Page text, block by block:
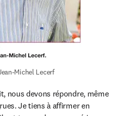
Michel Lecerf
nous devons répondre, même
Je tiens à affirmer en